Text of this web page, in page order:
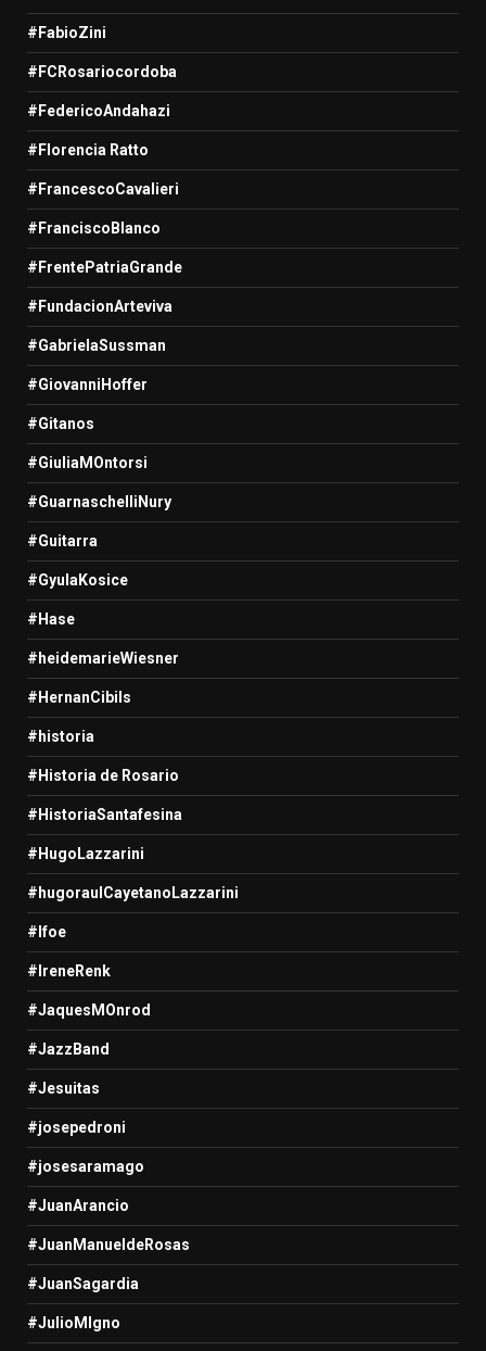
#FabioZini
#FCRosariocordoba
#FedericoAndahazi
#Florencia Ratto
#FrancescoCavalieri
#FranciscoBlanco
#FrentePatriaGrande
#FundacionArteviva
#GabrielaSussman
#GiovanniHoffer
#Gitanos
#GiuliaMOntorsi
#GuarnaschelliNury
#Guitarra
#GyulaKosice
#Hase
#heidemarieWiesner
#HernanCibils
#historia
#Historia de Rosario
#HistoriaSantafesina
#HugoLazzarini
#hugoraulCayetanoLazzarini
#Ifoe
#IreneRenk
#JaquesMOnrod
#JazzBand
#Jesuitas
#josepedroni
#josesaramago
#JuanArancio
#JuanManueldeRosas
#JuanSagardia
#JulioMIgno